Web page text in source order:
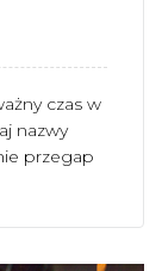
czas w
nazwy
przegap